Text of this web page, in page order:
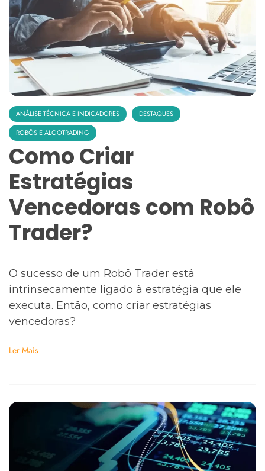
ANÁLISE TÉCNICA E INDICADORES
DESTAQUES
ROBÔS E ALGOTRADING
Como Criar
Estratégias
Vencedoras com Robô
Trader?
O sucesso de um Robô Trader está
intrinsecamente ligado à estratégia que ele
executa. Então, como criar estratégias
vencedoras?
Ler Mais